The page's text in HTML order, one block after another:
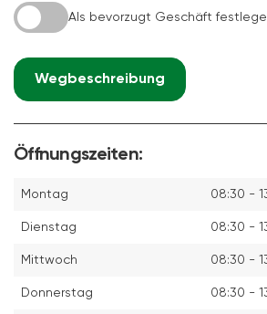
Als bevorzugt Geschäft
Wegbeschreibung
Öffnungszeiten:
Montag 08:30 -
Dienstag 08:30 -
Mittwoch 08:30 -
Donnerstag 08:30 -